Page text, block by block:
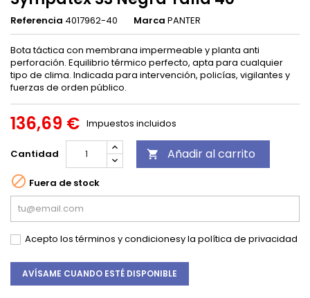
Referencia 4017962-40 Marca PANTER
Bota táctica con membrana impermeable y planta anti
perforación. Equilibrio térmico perfecto, apta para cualquier
tipo de clima. Indicada para intervención, policías, vigilantes y
fuerzas de orden público.
136,69 € Impuestos incluidos
Cantidad  Añadir al carrito
 Fuera de stock
Acepto lostérminos y condicionesy la política de privacidad
AVÍSAME CUANDO ESTÉ DISPONIBLE